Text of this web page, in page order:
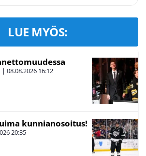
LUE MYÖS:
| 08.08.2026 16:12
kunnianosoitus!
20:35